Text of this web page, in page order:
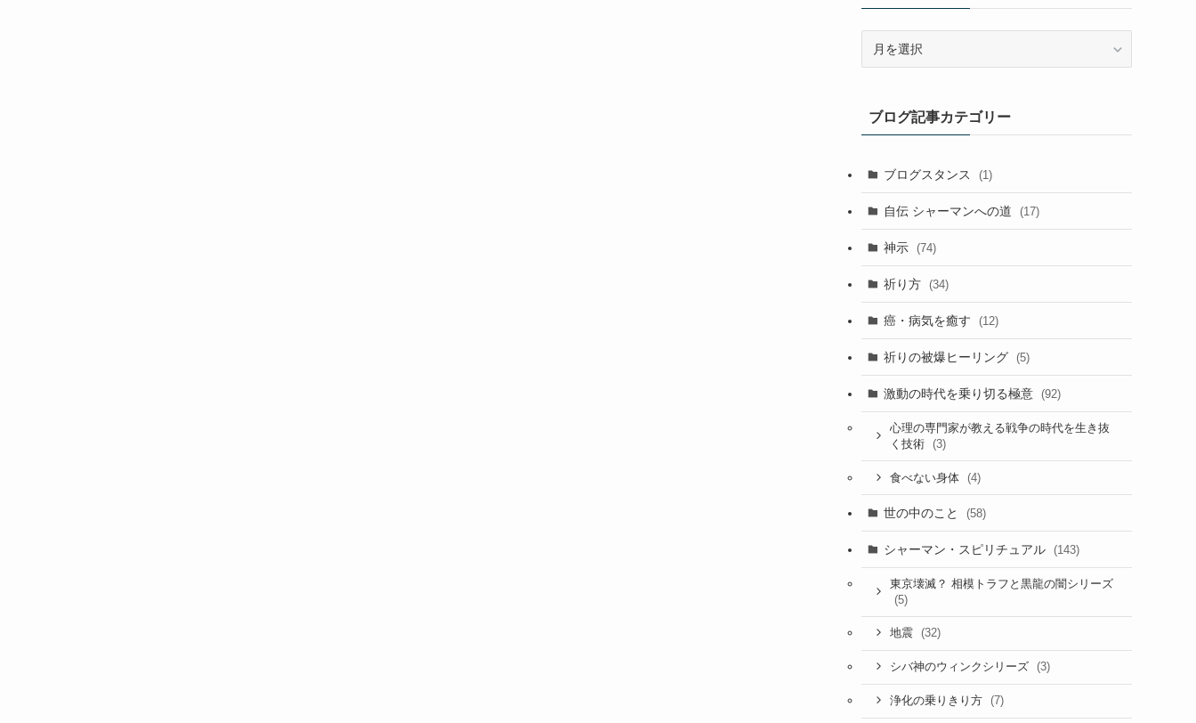
ア
ー
イ
ブ
ブログ記事カテゴリー
ブログスタンス (1)
自伝 シャーマンへの道 (17)
神示 (74)
祈り方 (34)
癌・病気を癒す (12)
祈りの被爆ヒーリング (5)
激動の時代を乗り切る極意 (92)
心理の専門家が教える戦争の時代を生き抜
く技術
(3)
食べない身体 (4)
世の中のこと (58)
シャーマン・スピリチュアル (143)
東京壊滅？ 相模トラフと黒龍の闇シリーズ
(5)
地震 (32)
シバ神のウィンクシリーズ (3)
浄化の乗りきり方 (7)